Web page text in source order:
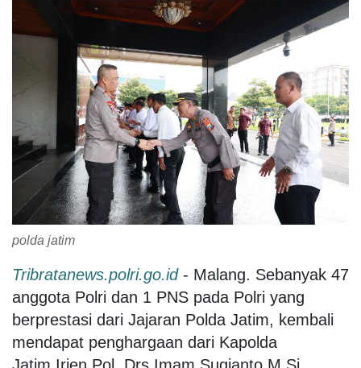
polda jatim
Tribratanews.polri.go.id- Malang. Sebanyak 47
anggota Polri dan 1 PNS pada Polri yang
berprestasi dari Jajaran Polda Jatim, kembali
mendapat penghargaan dari Kapolda